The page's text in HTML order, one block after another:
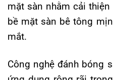
mặt sàn nhằm cải
bề mặt sàn bê tông
mắt.
Công nghệ đánh bóng